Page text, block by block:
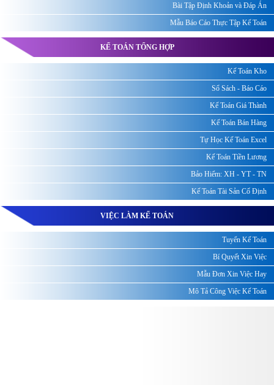
Bài Tập Định Khoản và Đáp Án
Mẫu Báo Cáo Thực Tập Kế Toán
KẾ TOÁN TỔNG HỢP
Kế Toán Kho
Sổ Sách - Báo Cáo
Kế Toán Giá Thành
Kế Toán Bán Hàng
Tự Học Kế Toán Excel
Kế Toán Tiền Lương
Bảo Hiểm: XH - YT - TN
Kế Toán Tài Sản Cố Định
VIỆC LÀM KẾ TOÁN
Tuyển Kế Toán
Bí Quyết Xin Việc
Mẫu Đơn Xin Việc Hay
Mô Tả Công Việc Kế Toán